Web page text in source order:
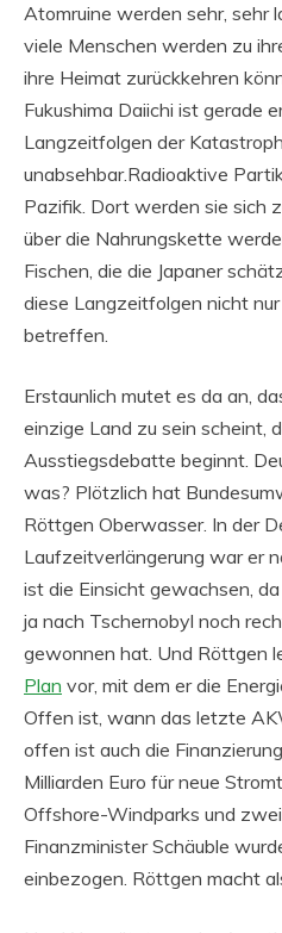
Atomruine werden sehr, sehr
viele Menschen werden zu
ihre Heimat zurückkehren
Fukushima Daiichi ist gerade
Langzeitfolgen der
unabsehbar.Radioaktive
Pazifik. Dort werden sie sich
über die Nahrungskette
Fischen, die die Japaner
diese Langzeitfolgen nicht
betreffen.
Erstaunlich mutet es da an,
einzige Land zu sein scheint,
Ausstiegsdebatte beginnt.
was? Plötzlich hat
Röttgen Oberwasser. In der
Laufzeitverlängerung war er
ist die Einsicht gewachsen,
ja nach Tschernobyl noch
gewonnen hat. Und Röttgen
Plan vor, mit dem er die
Offen ist, wann das letzte
offen ist auch die
Milliarden Euro für neue
Offshore-Windparks und
Finanzminister Schäuble
einbezogen. Röttgen macht